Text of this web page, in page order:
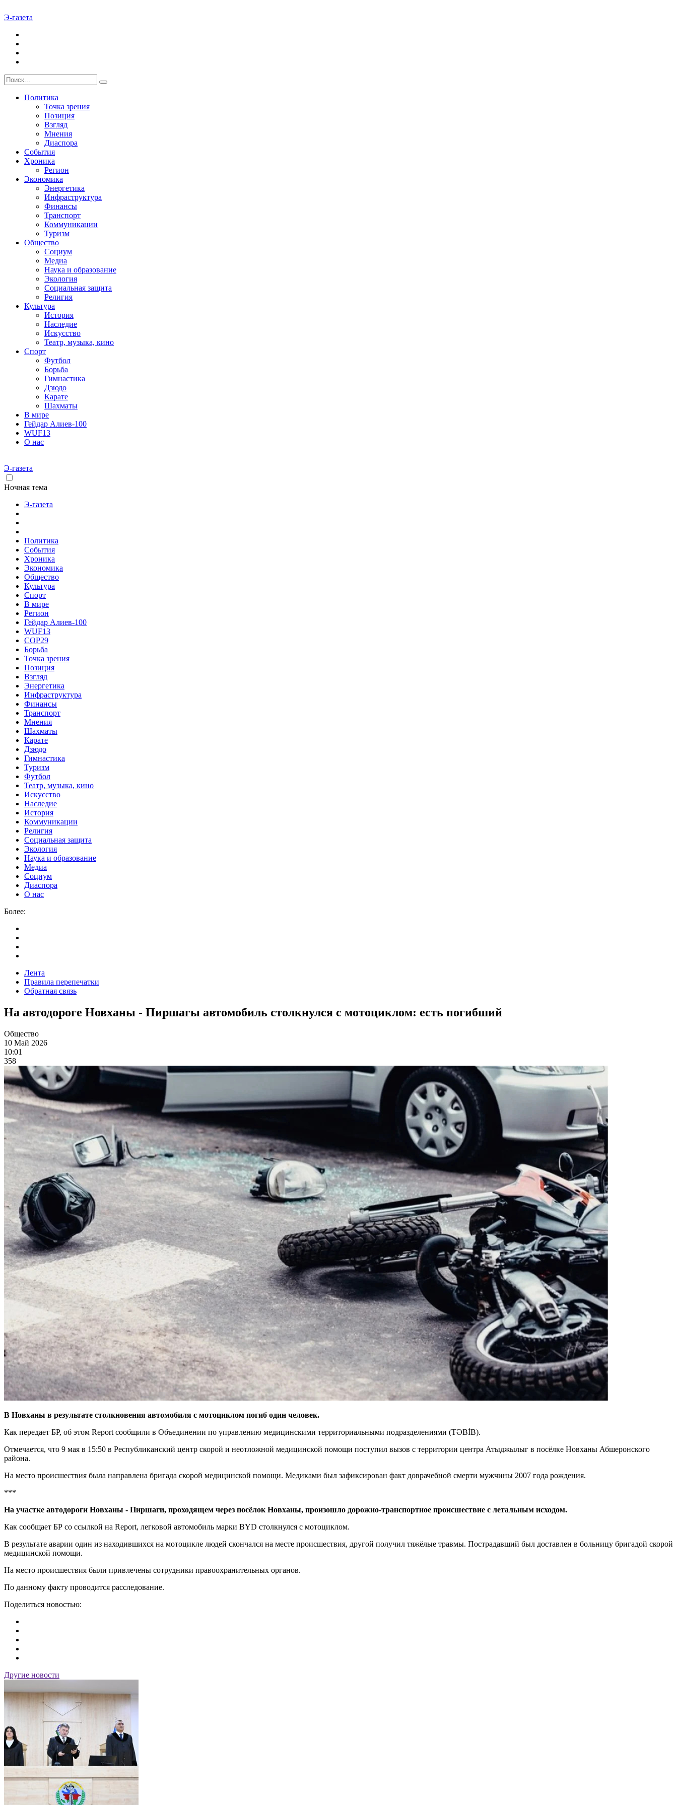
Э-газета
Политика
Точка зрения
Позиция
Взгляд
Мнения
Диаспора
События
Хроника
Регион
Экономика
Энергетика
Инфраструктура
Финансы
Транспорт
Коммуникации
Туризм
Общество
Социум
Медиа
Наука и образование
Экология
Социальная защита
Религия
Культура
История
Наследие
Искусство
Театр, музыка, кино
Спорт
Футбол
Борьба
Гимнастика
Дзюдо
Карате
Шахматы
В мире
Гейдар Алиев-100
WUF13
О нас
Э-газета
Ночная тема
Э-газета
Политика
События
Хроника
Экономика
Общество
Культура
Спорт
В мире
Регион
Гейдар Алиев-100
WUF13
COP29
Борьба
Точка зрения
Позиция
Взгляд
Энергетика
Инфраструктура
Финансы
Транспорт
Мнения
Шахматы
Карате
Дзюдо
Гимнастика
Туризм
Футбол
Театр, музыка, кино
Искусство
Наследие
История
Коммуникации
Религия
Социальная защита
Экология
Наука и образование
Медиа
Социум
Диаспора
О нас
Более:
Лента
Правила перепечатки
Обратная связь
На автодороге Новханы - Пиршагы автомобиль столкнулся с мотоциклом: есть погибший
Общество
10 Май 2026
10:01
358
В Новханы в результате столкновения автомобиля с мотоциклом погиб один человек.
Как передает БР, об этом Report сообщили в Объединении по управлению медицинскими территориальными подразделениями (TƏBİB).
Отмечается, что 9 мая в 15:50 в Республиканский центр скорой и неотложной медицинской помощи поступил вызов с территории центра Атыджылыг в посёлке Новханы Абшеронского
района.
На место происшествия была направлена бригада скорой медицинской помощи. Медиками был зафиксирован факт доврачебной смерти мужчины 2007 года рождения.
***
На участке автодороги Новханы - Пиршаги, проходящем через посёлок Новханы, произошло дорожно-транспортное происшествие с летальным исходом.
Как сообщает БР со ссылкой на Report, легковой автомобиль марки BYD столкнулся с мотоциклом.
В результате аварии один из находившихся на мотоцикле людей скончался на месте происшествия, другой получил тяжёлые травмы. Пострадавший был доставлен в больницу бригадой скорой
медицинской помощи.
На место происшествия были привлечены сотрудники правоохранительных органов.
По данному факту проводится расследование.
Поделиться новостью:
Другие новости